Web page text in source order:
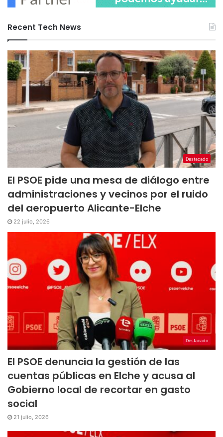
Recent Tech News
Destacado
El PSOE pide una mesa de diálogo entre
administraciones y vecinos por el ruido
del aeropuerto Alicante-Elche
22 julio, 2026
Destacado
El PSOE denuncia la gestión de las
cuentas públicas en Elche y acusa al
Gobierno local de recortar en gasto
social
21 julio, 2026